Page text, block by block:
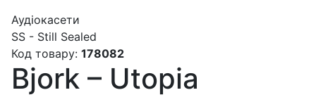
Аудіокасети
SS - Still Sealed
Код товару: 178082
Bjork – Utopia